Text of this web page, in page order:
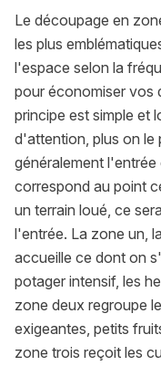
Le découpage en
les plus
l'espace selon la
pour économiser vos
principe est simple et
d'attention, plus on le
généralement
correspond au point
un terrain loué, ce
l'entrée. La zone un,
accueille ce dont on
potager intensif, les
zone deux regroupe
exigeantes, petits
zone trois reçoit les